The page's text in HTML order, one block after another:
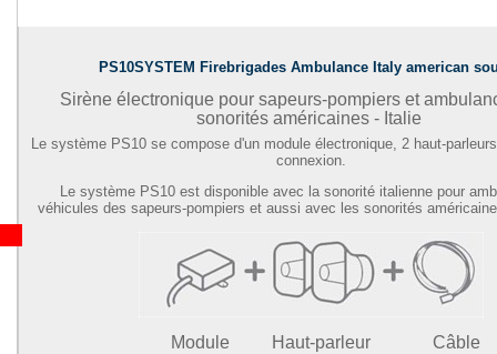
PS10SYSTEM Firebrigades Ambulance Italy american
Sirène électronique pour sapeurs-pompiers et
sonorités américaines - Italie
Le système PS10 se compose d'un module électronique, 2 haut-
connexion.
Le système PS10 est disponible avec la sonorité italienne pour
véhicules des sapeurs-pompiers et aussi avec les sonorités
Module Haut-parleur Câble